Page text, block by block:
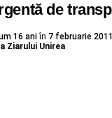
de
16 ani în 7 februarie 2011
Ziarului Unirea